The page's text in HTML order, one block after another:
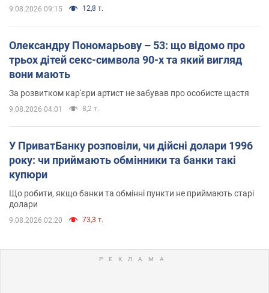
9.08.2026 09:15 12,8 т.
Олександру Пономарьову – 53: що відомо про
трьох дітей секс-символа 90-х та який вигляд
вони мають
За розвитком кар'єри артист не забував про особисте щастя
9.08.2026 04:01 8,2 т.
У ПриватБанку розповіли, чи дійсні долари 1996
року: чи приймають обмінники та банки такі
купюри
Що робити, якщо банки та обмінні пункти не приймають старі
долари
9.08.2026 02:20 73,3 т.